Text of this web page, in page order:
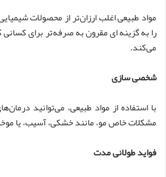
مواد طبیعی اغلب ارزان‌تر از محصولات
را به گزینه ای مقرون به صرفه‌تر برای
می‌کند.
شخصی سازی
با استفاده از مواد طبیعی، می‌توانید
مشکلات خاص مو، مانند خشکی، آسیب، یا
فواید طولانی مدت